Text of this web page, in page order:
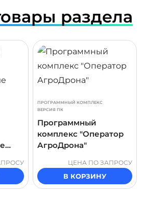
раздела
ПРОГРАММНЫЙ КОМПЛЕКС
ВЕРСИЯ ПК
Программный
комплекс "Оператор
АгроДрона"
ЦЕНА ПО ЗАПРОСУ
В КОРЗИНУ
ПОДРОБНЕЕ